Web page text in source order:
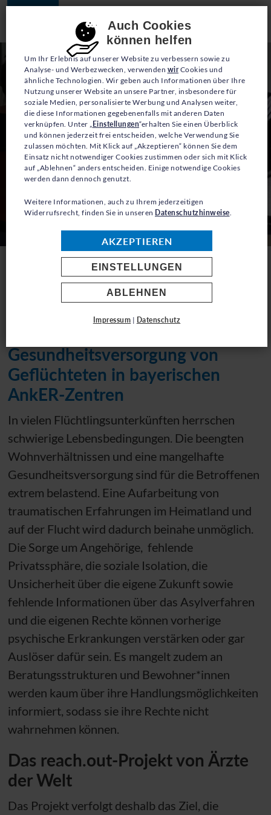
Consent-Einstellungen
Auch Cookies
können helfen
Um Ihr Erlebnis auf unserer Website zu verbessern sowie zu
Analyse- und Werbezwecken, verwenden wirCookies und
ähnliche Technologien. Wir geben auch Informationen über Ihre
Nutzung unserer Website an unsere Partner, insbesondere für
soziale Medien, personalisierte Werbung und Analysen weiter,
die diese Informationen gegebenenfalls mit anderen Daten
verknüpfen. Unter „ Einstellungen“erhalten Sie einen Überblick
und können jederzeit frei entscheiden, welche Verwendung Sie
zulassen möchten. Mit Klick auf „Akzeptieren“ können Sie dem
Einsatz nicht notwendiger Cookies zustimmen oder sich mit Klick
auf „Ablehnen“ anders entscheiden. Einige notwendige Cookies
werden dann dennoch genutzt.
Weitere Informationen, auch zu Ihrem jederzeitigen
Widerrufsrecht, finden Sie in unseren Datenschutzhinweise.
AKZEPTIEREN
EINSTELLUNGEN
ABLEHNEN
Impressum | Datenschutz
JETZT SPENDEN
reach.out
Gesundheitsversorgung von
Geflüchteten in bayerischen
AnkER-Zentren
In vielen Flüchtlingsunterkünften herrschen
schwierige Lebensbedingungen. Die beengten
Wohnverhältnissen und eine mangelhafte
Gesundheitsversorgung sind für die Betroffenen
extrem belastend. Eine Aufarbeitung von
traumatischen Erfahrungen im Heimatland und
auf der Flucht wird dadurch beinahe unmöglich.
Die Sorge um Angehörige, fehlende
Privatssphäre, die soziale Isolation, die
Unsicherheit über die eigene Zukunft sowie
fehlende Informationen über das Asylverfahren
und die eigenen Rechte können vorherige
psychische Erkrankungen verstärken oder gar
Auslöser dafür sein. Es mangelt zudem an
Beratungsstrukturen und Bewohner*innen
werden kaum über ihre Handlungsmöglichkeiten
informiert, sodass sie ihre Rechte nicht
wahrnehmen können.
Das reach.out-Projekt von Ärzte
der Welt
Das Projekt verfolgt deshalb das Ziel, die